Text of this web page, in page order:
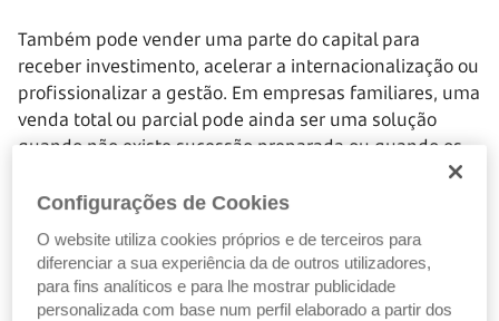
Também pode vender uma parte do capital para
receber investimento, acelerar a internacionalização ou
profissionalizar a gestão. Em empresas familiares, uma
venda total ou parcial pode ainda ser uma solução
quando não existe sucessão preparada ou quando os
Há também casos em que o objetivo é mais defensivo:
reduzir dívida, vender uma unidade que já não é
estratégica, concentrar recursos no negócio principal
ou ganhar força num setor cada vez mais competitivo.
Configurações de Cookies
O website utiliza cookies próprios e de terceiros para
diferenciar a sua experiência da de outros utilizadores,
para fins analíticos e para lhe mostrar publicidade
personalizada com base num perfil elaborado a partir dos